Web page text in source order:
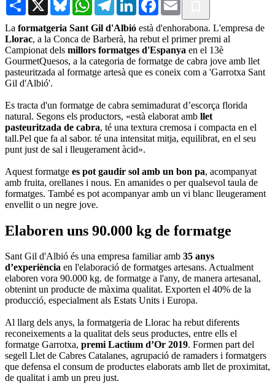
La formatgeria Sant Gil d'Albió està d'enhorabona. L'empresa de
Llorac, a la Conca de Barberà, ha rebut el primer premi al
Campionat dels millors formatges d'Espanya en el 13è
GourmetQuesos, a la categoria de formatge de cabra jove amb llet
pasteuritzada al formatge artesà que es coneix com a 'Garrotxa Sant
Gil d'Albió'.
Es tracta d'un formatge de cabra semimadurat d’escorça florida
natural. Segons els productors, «està elaborat amb llet
pasteuritzada de cabra, té una textura cremosa i compacta en el
tall.Pel que fa al sabor. té una intensitat mitja, equilibrat, en el seu
punt just de sal i lleugerament àcid».
Aquest formatge es pot gaudir sol amb un bon pa, acompanyat
amb fruita, orellanes i nous. En amanides o per qualsevol taula de
formatges. També es pot acompanyar amb un vi blanc lleugerament
envellit o un negre jove.
Elaboren uns 90.000 kg de formatge
Sant Gil d'Albió és una empresa familiar amb 35 anys
d’experiència en l'elaboració de formatges artesans. Actualment
elaboren vora 90.000 kg. de formatge a l'any, de manera artesanal,
obtenint un producte de màxima qualitat. Exporten el 40% de la
producció, especialment als Estats Units i Europa.
Al llarg dels anys, la formatgeria de Llorac ha rebut diferents
reconeixements a la qualitat dels seus productes, entre ells el
formatge Garrotxa, premi Lactium d’Or 2019. Formen part del
segell Llet de Cabres Catalanes, agrupació de ramaders i formatgers
que defensa el consum de productes elaborats amb llet de proximitat,
de qualitat i amb un preu just.